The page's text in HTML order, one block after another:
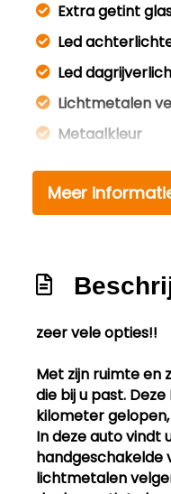
Extra getint
Led
Led
Lichtmetalen
Metaalkleur
Park distance
Sportvelgen
Audio-
Bleutooth!!
Multimedia-
Meer
zeer vele opties!!
Met zijn ruimte en
die bij u past.
kilometer gelopen,
In deze auto vindt
handgeschakelde
lichtmetalen